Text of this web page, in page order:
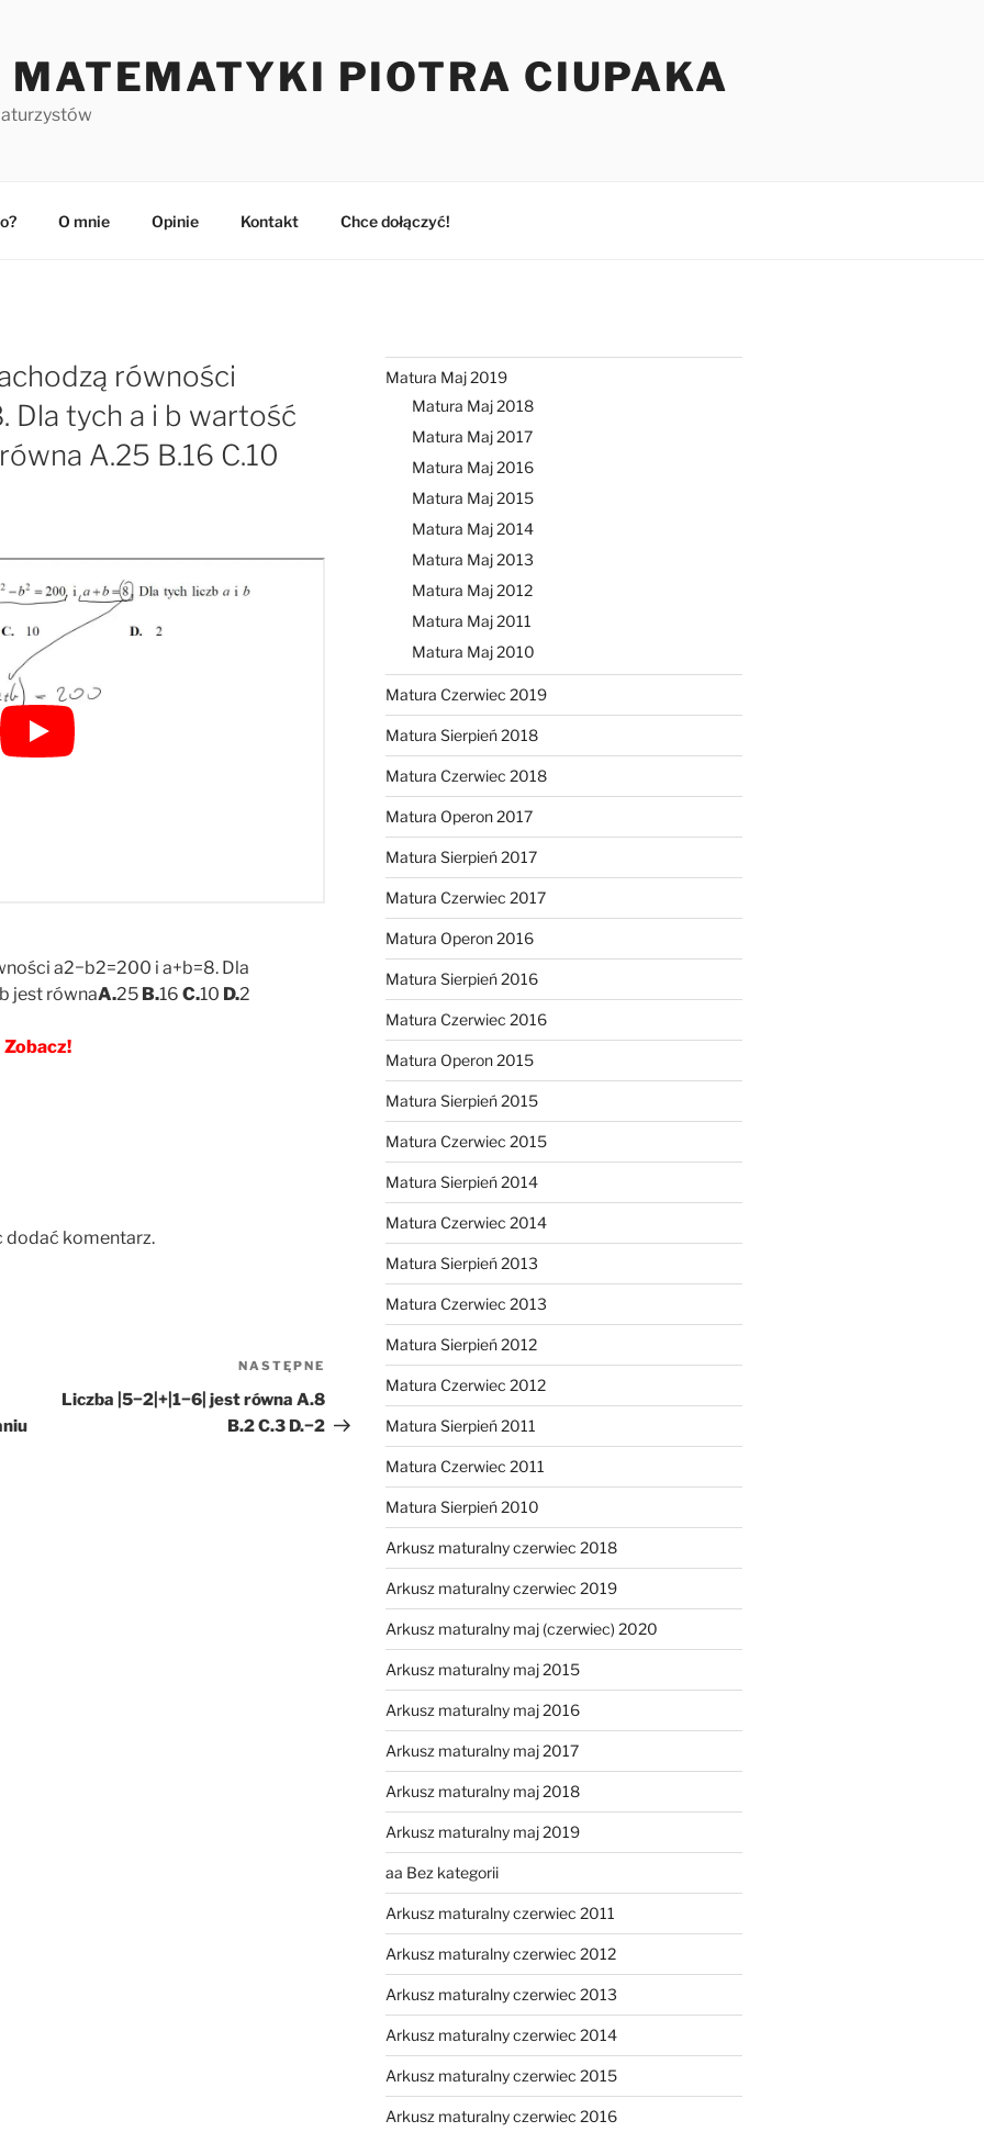
PIOTRA CIUPAKA
O mnie Opinie Kontakt Chce dołączyć!
równości
Dla tych a i b wartość
A.25 B.16 C.10
a2−b2=200 i a+b=8. Dla
jest równaA.25 B.16 C.10 D.2
Zobacz!
dodać komentarz.
Następny
wpis
NASTĘPNE
Liczba |5−2|+|1−6| jest równa A.8
B.2 C.3 D.−2
Matura Maj 2019
Matura Maj 2018
Matura Maj 2017
Matura Maj 2016
Matura Maj 2015
Matura Maj 2014
Matura Maj 2013
Matura Maj 2012
Matura Maj 2011
Matura Maj 2010
Matura Czerwiec 2019
Matura Sierpień 2018
Matura Czerwiec 2018
Matura Operon 2017
Matura Sierpień 2017
Matura Czerwiec 2017
Matura Operon 2016
Matura Sierpień 2016
Matura Czerwiec 2016
Matura Operon 2015
Matura Sierpień 2015
Matura Czerwiec 2015
Matura Sierpień 2014
Matura Czerwiec 2014
Matura Sierpień 2013
Matura Czerwiec 2013
Matura Sierpień 2012
Matura Czerwiec 2012
Matura Sierpień 2011
Matura Czerwiec 2011
Matura Sierpień 2010
Arkusz maturalny czerwiec 2018
Arkusz maturalny czerwiec 2019
Arkusz maturalny maj (czerwiec) 2020
Arkusz maturalny maj 2015
Arkusz maturalny maj 2016
Arkusz maturalny maj 2017
Arkusz maturalny maj 2018
Arkusz maturalny maj 2019
aa Bez kategorii
Arkusz maturalny czerwiec 2011
Arkusz maturalny czerwiec 2012
Arkusz maturalny czerwiec 2013
Arkusz maturalny czerwiec 2014
Arkusz maturalny czerwiec 2015
Arkusz maturalny czerwiec 2016